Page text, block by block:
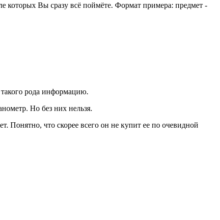
которых Вы сразу всё поймёте. Формат примера: предмет -
рода информацию.
Но без них нельзя.
Понятно, что скорее всего он не купит ее по очевидной